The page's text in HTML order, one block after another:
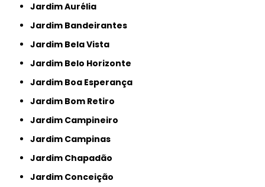
Jardim Aurélia
Jardim Bandeirantes
Jardim Bela Vista
Jardim Belo Horizonte
Jardim Boa Esperança
Jardim Bom Retiro
Jardim Campineiro
Jardim Campinas
Jardim Chapadão
Jardim Conceição